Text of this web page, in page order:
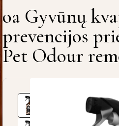
oa Gyvūnų
prevencijos
Pet Odour